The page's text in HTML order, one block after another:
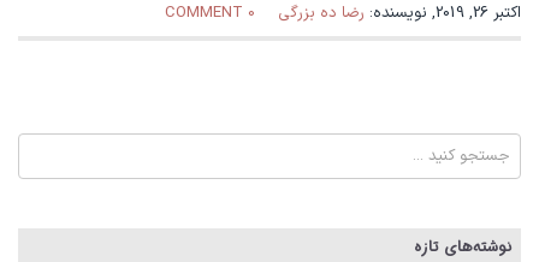
اکتبر 26, 2019, نویسنده: رضا ده بزرگی 0 COMMENT
نوشته‌های تازه